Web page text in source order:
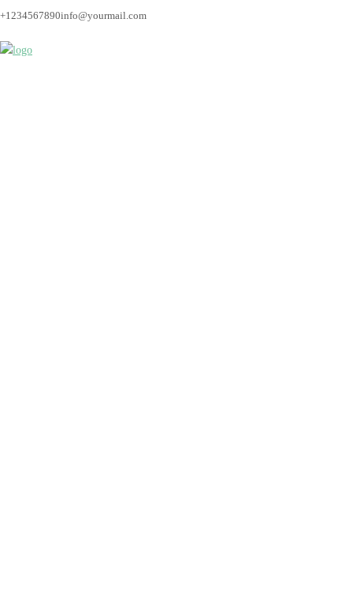
+1234567890info@yourmail.com